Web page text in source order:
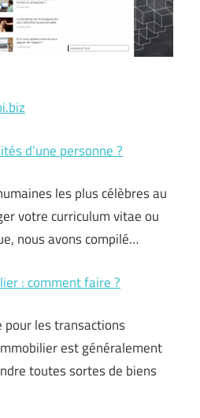
d’une personne ?
les plus célèbres au
votre curriculum vitae ou
nous avons compilé…
: comment faire ?
les transactions
est généralement
toutes sortes de biens